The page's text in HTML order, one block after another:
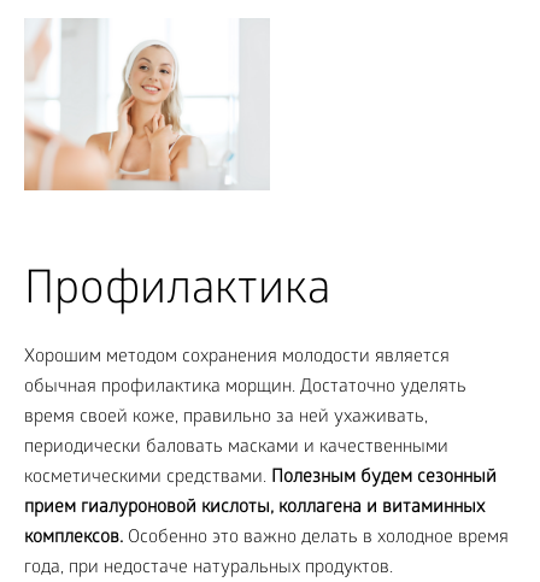
Профилактика
Хорошим методом сохранения молодости является
обычная профилактика морщин. Достаточно уделять
время своей коже, правильно за ней ухаживать,
периодически баловать масками и качественными
косметическими средствами. Полезным будем сезонный
прием гиалуроновой кислоты, коллагена и витаминных
комплексов. Особенно это важно делать в холодное время
года, при недостаче натуральных продуктов.